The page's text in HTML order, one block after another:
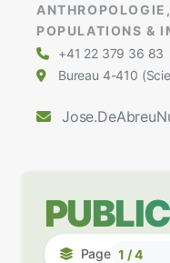
POPULATIONS &
+41 22 379 36 83
Bureau 4-410
Page